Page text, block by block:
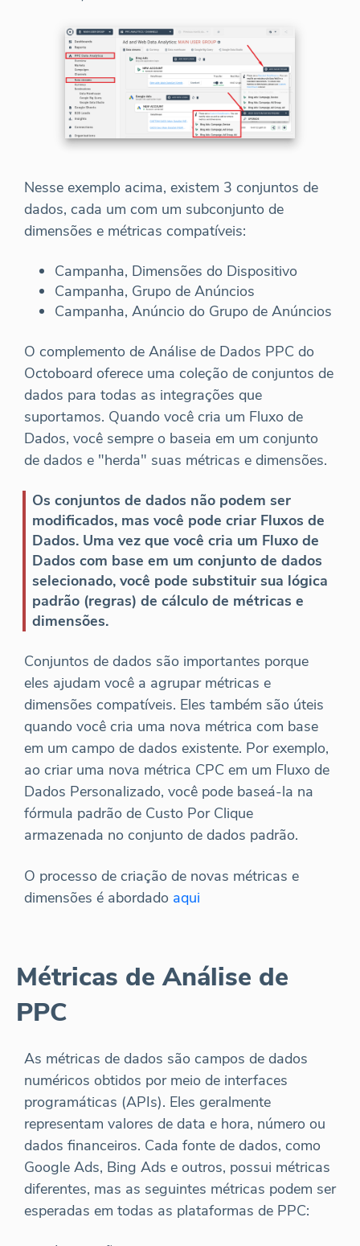
Nesse exemplo acima, existem 3 conjuntos de
dados, cada um com um subconjunto de
dimensões e métricas compatíveis:
Campanha, Dimensões do Dispositivo
Campanha, Grupo de Anúncios
Campanha, Anúncio do Grupo de Anúncios
O complemento de Análise de Dados PPC do
Octoboard oferece uma coleção de conjuntos de
dados para todas as integrações que
suportamos. Quando você cria um Fluxo de
Dados, você sempre o baseia em um conjunto
de dados e "herda" suas métricas e dimensões.
Os conjuntos de dados não podem ser
modificados, mas você pode criar Fluxos de
Dados. Uma vez que você cria um Fluxo de
Dados com base em um conjunto de dados
selecionado, você pode substituir sua lógica
padrão (regras) de cálculo de métricas e
dimensões.
Conjuntos de dados são importantes porque
eles ajudam você a agrupar métricas e
dimensões compatíveis. Eles também são úteis
quando você cria uma nova métrica com base
em um campo de dados existente. Por exemplo,
ao criar uma nova métrica CPC em um Fluxo de
Dados Personalizado, você pode baseá-la na
fórmula padrão de Custo Por Clique
armazenada no conjunto de dados padrão.
O processo de criação de novas métricas e
dimensões é abordado aqui
Métricas de Análise de
PPC
As métricas de dados são campos de dados
numéricos obtidos por meio de interfaces
programáticas (APIs). Eles geralmente
representam valores de data e hora, número ou
dados financeiros. Cada fonte de dados, como
Google Ads, Bing Ads e outros, possui métricas
diferentes, mas as seguintes métricas podem ser
esperadas em todas as plataformas de PPC: